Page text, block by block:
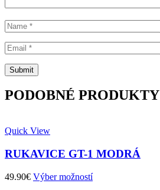
PODOBNÉ PRODUKTY
Quick View
RUKAVICE GT-1 MODRÁ
49.90€ Výber možností